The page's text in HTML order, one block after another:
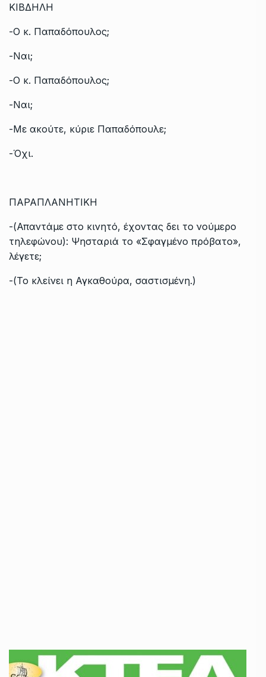
ΚΙΒΔΗΛΗ
-Ο κ. Παπαδόπουλος;
-Ναι;
-Ο κ. Παπαδόπουλος;
-Ναι;
-Με ακούτε, κύριε Παπαδόπουλε;
-Όχι.
ΠΑΡΑΠΛΑΝΗΤΙΚΗ
-(Απαντάμε στο κινητό, έχοντας δει το νούμερο
τηλεφώνου): Ψησταριά το «Σφαγμένο πρόβατο»,
λέγετε;
-(Το κλείνει η Αγκαθούρα, σαστισμένη.)